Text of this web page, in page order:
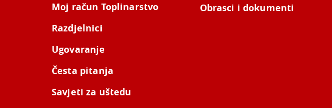
Moj račun Toplinarstvo
Razdjelnici
Ugovaranje
Česta pitanja
Savjeti za uštedu
Obrasci i dokumenti